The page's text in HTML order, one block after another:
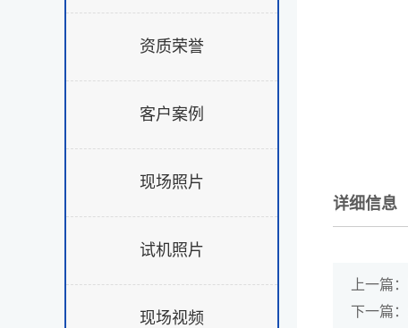
资质荣誉
客户案例
现场照片
试机照片
现场视频
详细信息
上一篇：
下一篇：